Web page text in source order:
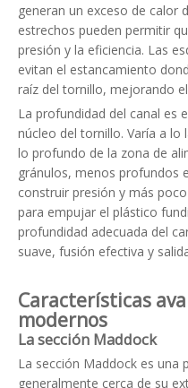
generan un exceso de calor
estrechos pueden permitir
presión y la eficiencia. Las
evitan el estancamiento
raíz del tornillo, mejorando
La profundidad del canal es
núcleo del tornillo. Varía a lo
lo profundo de la zona de
gránulos, menos profundos
construir presión y más
para empujar el plástico
profundidad adecuada del
suave, fusión efectiva y
Características
modernos
La sección Maddock
La sección Maddock es una
generalmente cerca de su